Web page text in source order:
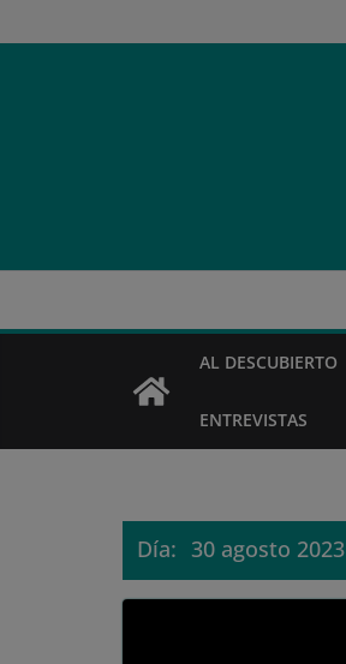
al
AL DESCUBIERTO
ENTREVISTAS
Día: 30 agosto 2023